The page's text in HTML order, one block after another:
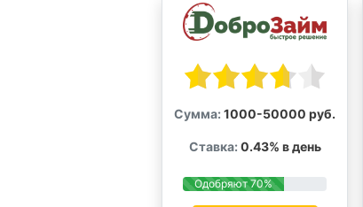
Сумма: 1000-50000 руб.
Ставка: 0.43% в день
Одобряют 70%